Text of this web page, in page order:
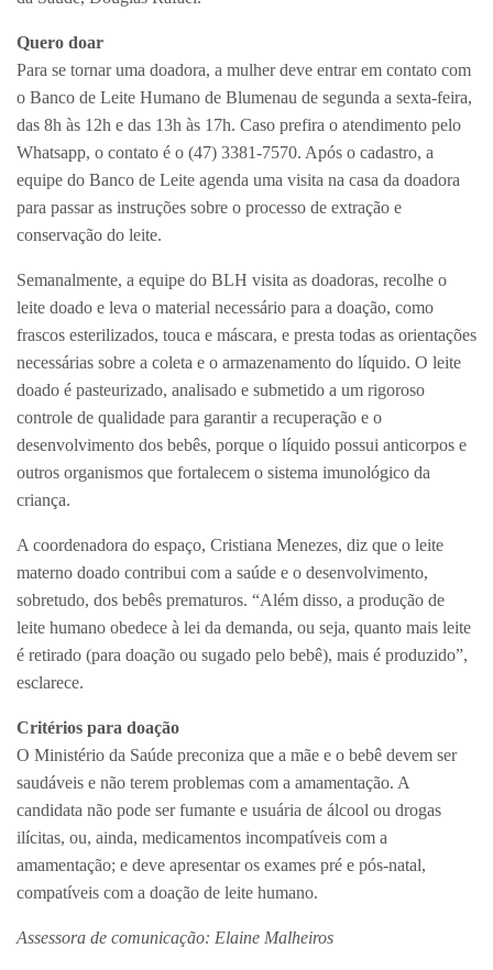
Quero doar
Para se tornar uma doadora, a mulher deve entrar em contato com
o Banco de Leite Humano de Blumenau de segunda a sexta-feira,
das 8h às 12h e das 13h às 17h. Caso prefira o atendimento pelo
Whatsapp, o contato é o (47) 3381-7570. Após o cadastro, a
equipe do Banco de Leite agenda uma visita na casa da doadora
para passar as instruções sobre o processo de extração e
conservação do leite.
Semanalmente, a equipe do BLH visita as doadoras, recolhe o
leite doado e leva o material necessário para a doação, como
frascos esterilizados, touca e máscara, e presta todas as orientações
necessárias sobre a coleta e o armazenamento do líquido. O leite
doado é pasteurizado, analisado e submetido a um rigoroso
controle de qualidade para garantir a recuperação e o
desenvolvimento dos bebês, porque o líquido possui anticorpos e
outros organismos que fortalecem o sistema imunológico da
criança.
A coordenadora do espaço, Cristiana Menezes, diz que o leite
materno doado contribui com a saúde e o desenvolvimento,
sobretudo, dos bebês prematuros. “Além disso, a produção de
leite humano obedece à lei da demanda, ou seja, quanto mais leite
é retirado (para doação ou sugado pelo bebê), mais é produzido”,
esclarece.
Critérios para doação
O Ministério da Saúde preconiza que a mãe e o bebê devem ser
saudáveis e não terem problemas com a amamentação. A
candidata não pode ser fumante e usuária de álcool ou drogas
ilícitas, ou, ainda, medicamentos incompatíveis com a
amamentação; e deve apresentar os exames pré e pós-natal,
compatíveis com a doação de leite humano.
Assessora de comunicação: Elaine Malheiros